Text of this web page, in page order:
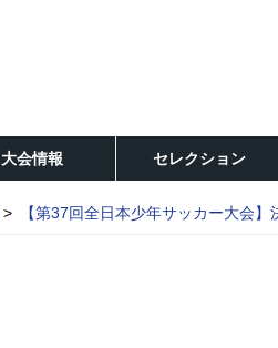
大会情報 セレクション
【第37回全日本少年サッカー大会